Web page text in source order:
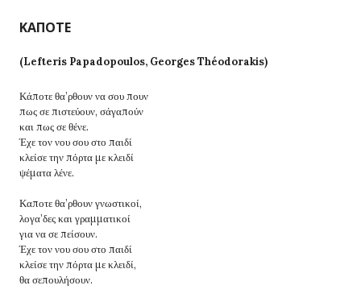
ΚΑΠΟΤΕ
(Lefteris Papadopoulos, Georges Théodorakis)
Κάποτε θα’ρθουν να σου πουν
πως σε πιστεύουν, σάγαπούν
και πως σε θένε.
Έχε τον νου σου στο παιδί
κλείσε την πόρτα με κλειδί
ψέματα λένε.
Καποτε θα’ρθουν γνωστικοί,
λογα’δες και γραμματικοί
για να σε πείσουν.
Έχε τον νου σου στο παιδί
κλείσε την πόρτα με κλειδί,
θα σεπουλήσουν.